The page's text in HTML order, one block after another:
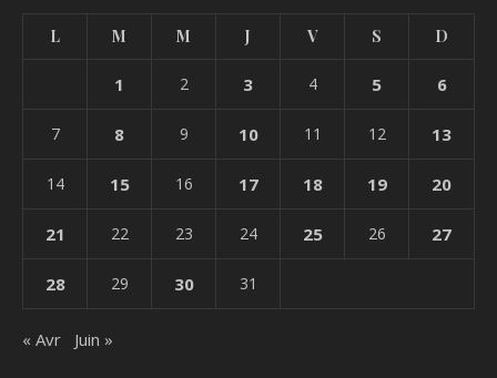
L M M J V S D
1 2 3 4 5 6
7 8 9 10 11 12 13
14 15 16 17 18 19 20
21 22 23 24 25 26 27
28 29 30 31
« Avr Juin »